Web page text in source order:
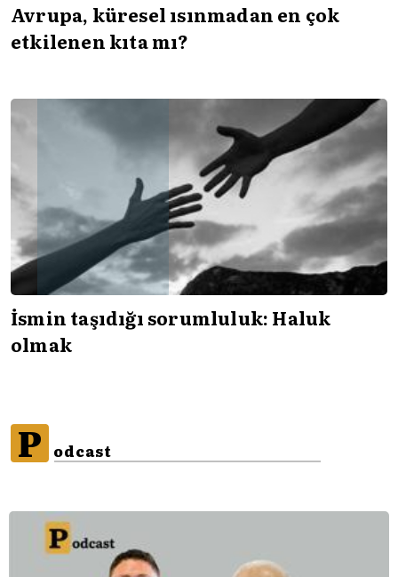
Avrupa, küresel ısınmadan en çok
etkilenen kıta mı?
İsmin taşıdığı sorumluluk: Haluk
olmak
P odcast